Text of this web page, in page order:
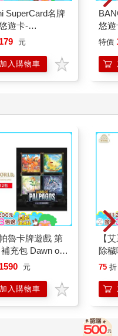
SuperCard名牌
遊卡-
【受託代銷】
179 元
加入購物車
悠
託
特價
魯卡牌遊戲 第
充包 Dawn of
（日文版一
1590 元
加入購物車
【
除
平安
另
75 折